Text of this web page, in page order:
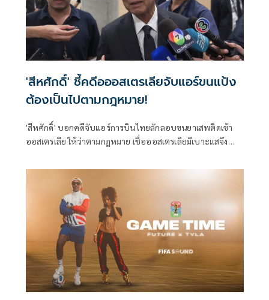
'สีหศักดิ์' ชี้คดีอออสเตรเลียจับแอร์ขนแป้ง
ต้องเป็นไปตามกฎหมาย!
'สีหศักดิ์' บอกคดีจับแอร์การบินไทยลักลอบขนยาเสพติดเข้า
ออสเตรเลีย ให้ว่าตามกฎหมาย เชื่อออสเตรเลียมีเบาะแสจึง